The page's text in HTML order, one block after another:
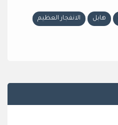
هابل الانفجار العظيم